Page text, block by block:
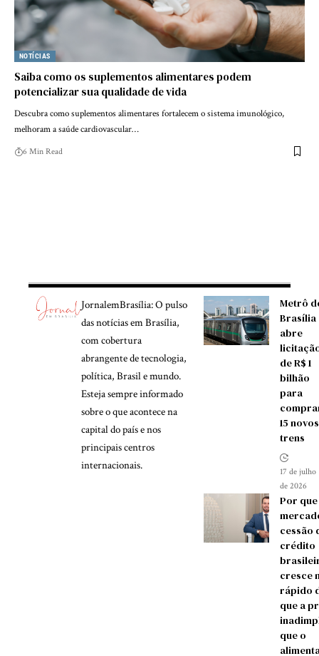
NOTÍCIAS
Saiba como os suplementos alimentares podem
potencializar sua qualidade de vida
Descubra como suplementos alimentares fortalecem o sistema imunológico,
melhoram a saúde cardiovascular…
6 Min Read
JornalemBrasília: O pulso
das notícias em Brasília,
com cobertura
abrangente de tecnologia,
política, Brasil e mundo.
Esteja sempre informado
sobre o que acontece na
capital do país e nos
principais centros
internacionais.
Metrô
Brasília
abre
de R$ 1
bilhão
para
15 novos
trens
17 de julho
de 2026
Por
cessão
crédito
cresce
rápido
que a
que o